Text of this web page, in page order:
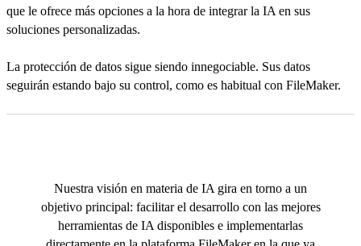
que le ofrece más opciones a la hora de integrar la IA en sus
soluciones personalizadas.
La protección de datos sigue siendo innegociable. Sus datos
seguirán estando bajo su control, como es habitual con FileMaker.
Nuestra visión en materia de IA gira en torno a un
objetivo principal: facilitar el desarrollo con las mejores
herramientas de IA disponibles e implementarlas